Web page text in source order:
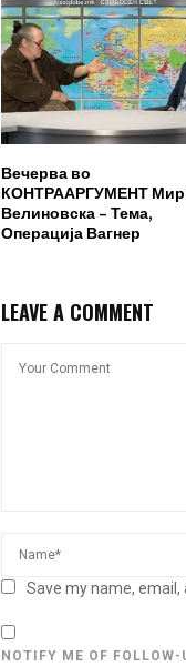
Вечерва во
КОНТРААРГУМЕНТ
Велиновска – Тема,
Операција Вагнер
LEAVE A COMMENT
Save my name,
NOTIFY ME OF